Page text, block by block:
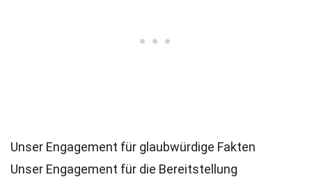
Unser Engagement für glaubwürdige Fakten
Unser Engagement für die Bereitstellung